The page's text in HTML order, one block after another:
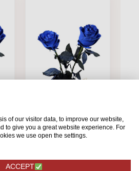
Mondial Blau
3,25
of our visitor data, to improve our website,
to give you a great website experience. For
we use open the settings.
ACCEPT